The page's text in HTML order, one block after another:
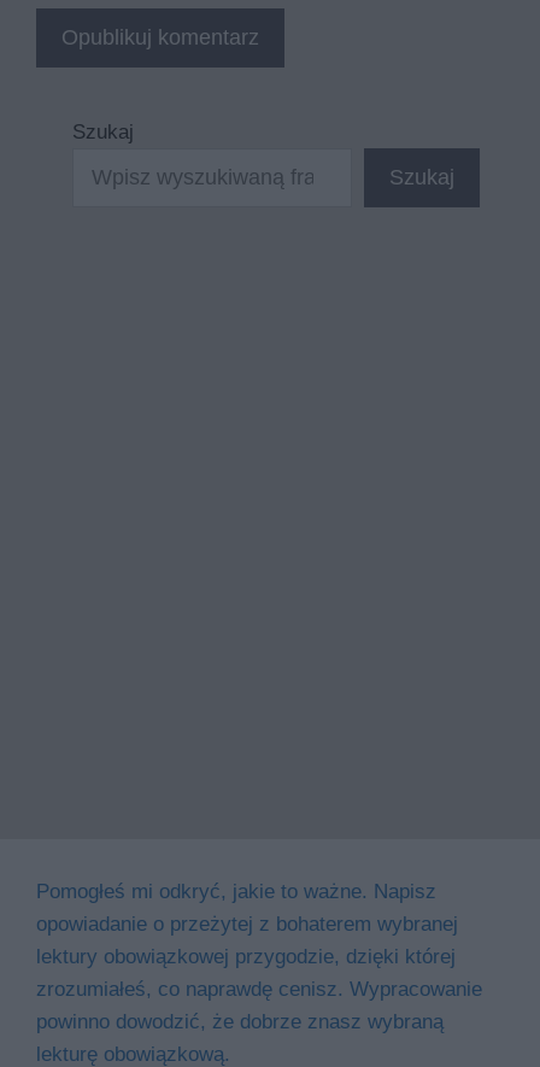
Szukaj
Szukaj
Pomogłeś mi odkryć, jakie to ważne. Napisz
opowiadanie o przeżytej z bohaterem wybranej
lektury obowiązkowej przygodzie, dzięki której
zrozumiałeś, co naprawdę cenisz. Wypracowanie
powinno dowodzić, że dobrze znasz wybraną
lekturę obowiązkową.